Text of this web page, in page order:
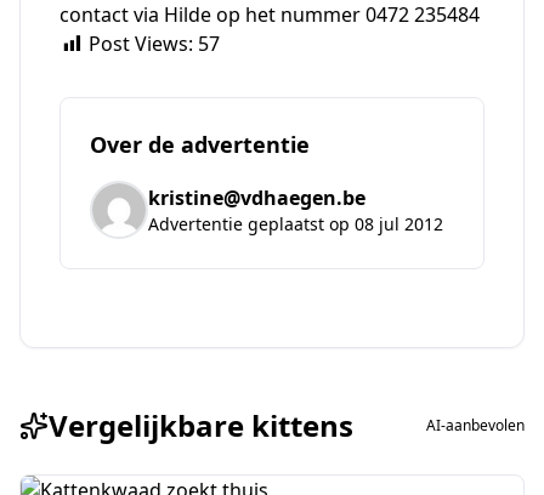
contact via Hilde op het nummer 0472 235484
Post Views: 57
Over de advertentie
kristine@vdhaegen.be
Advertentie geplaatst op 08 jul 2012
Vergelijkbare kittens AI-aanbevolen